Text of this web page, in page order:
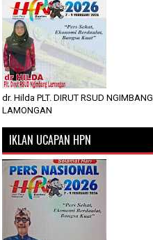
dr. Hilda PLT. DIRUT RSUD NGIMBANG
LAMONGAN
IKLAN UCAPAN HPN